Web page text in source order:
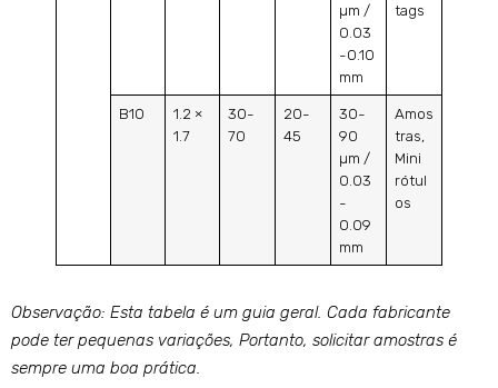
µm /
0.03
-0.10
mm
tags
B10
1.2 ×
1.7
30-
70
20-
45
30-
90
µm /
0.03
-
0.09
mm
Amos
tras,
Mini
rótul
os
Observação: Esta tabela é um guia geral. Cada fabricante
pode ter pequenas variações, Portanto, solicitar amostras é
sempre uma boa prática.